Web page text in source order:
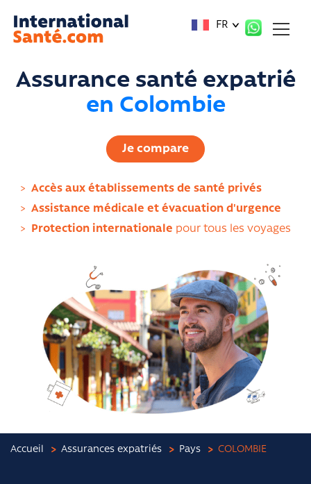
FR
Assurance santé expatrié
en Colombie
Je compare
> Accès aux établissements de santé privés
> Assistance médicale et évacuation d'urgence
>
Protection internationale pour tous les voyages
Accueil Assurances expatriés Pays COLOMBIE